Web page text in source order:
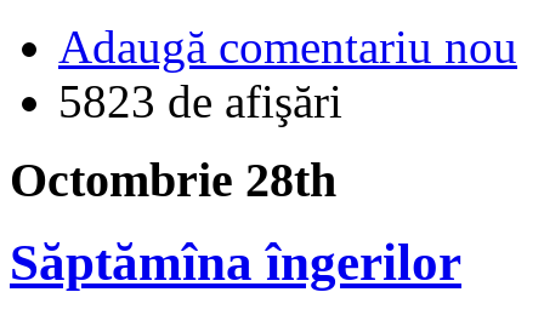
Adaugă comentariu nou
5823 de afişări
Octombrie 28th
Săptămîna îngerilor